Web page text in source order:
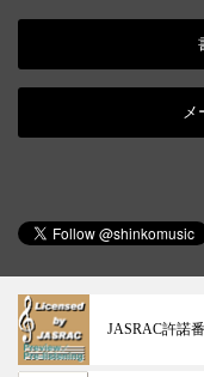
メ
JASRAC許諾番